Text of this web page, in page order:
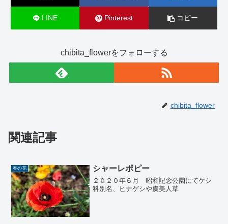
LINE Pinterest コピー
chibita_flowerをフォローする
chibita_flower
関連記事
春の花 シャーレポピー
２０２０年６月 昭和記念公園にてケシ
科別名、ヒナゲシや虞美人草